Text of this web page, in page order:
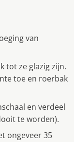
van
tot ze glazig zijn.
toe en roerbak
en verdeel
te worden).
ongeveer 35